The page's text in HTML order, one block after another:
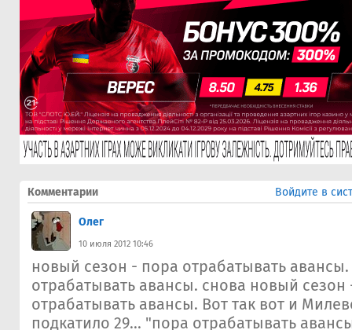
Комментарии Войдите в
Олег
10 июля 2012 10:46
новый сезон - пора отрабатывать
отрабатывать авансы. снова новый сезон
отрабатывать авансы. Вот так вот и
подкатило 29... "пора отрабатывать